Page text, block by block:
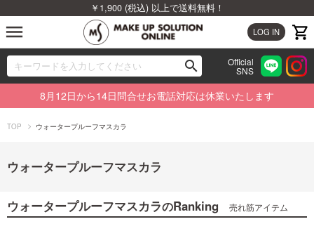
￥1,900 (税込) 以上で送料無料！
LOG IN
menu
search
00
Official
SNS
ブランドから探す
カテゴリから探す
特集から探す
8月12日から14日問合せお電話対応は休業いたします
TOP ウォータープルーフマスカラ
ウォータープルーフマスカラ
ウォータープルーフマスカラのRanking 売れ筋アイテム